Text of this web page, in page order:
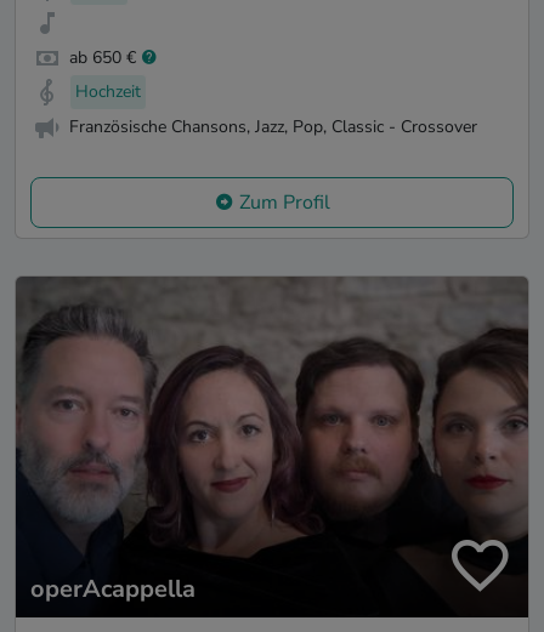
ab 650 €
Hochzeit
Französische Chansons, Jazz, Pop, Classic - Crossover
Zum Profil
operAcappella